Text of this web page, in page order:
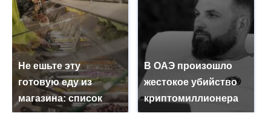
Не ешьте эту
готовую еду из
магазина: список
В ОАЭ произошло
жестокое убийство
криптомиллионера